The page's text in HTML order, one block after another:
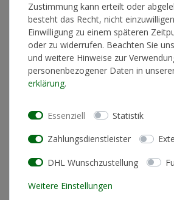
In den
* inkl. ges. MwSt. zzgl.
Produktinformationen
Künstlerinformationen
Zustimmung kann erteilt oder
besteht das Recht, nicht
Einwilligung zu einem späteren
oder zu widerrufen. Beachten Sie
und weitere Hinweise zur
personenbezogener Daten in
erklärung.
Essenziell Statistik
Zahlungsdienstleister
DHL Wunschzustellung
Weitere Einstellungen